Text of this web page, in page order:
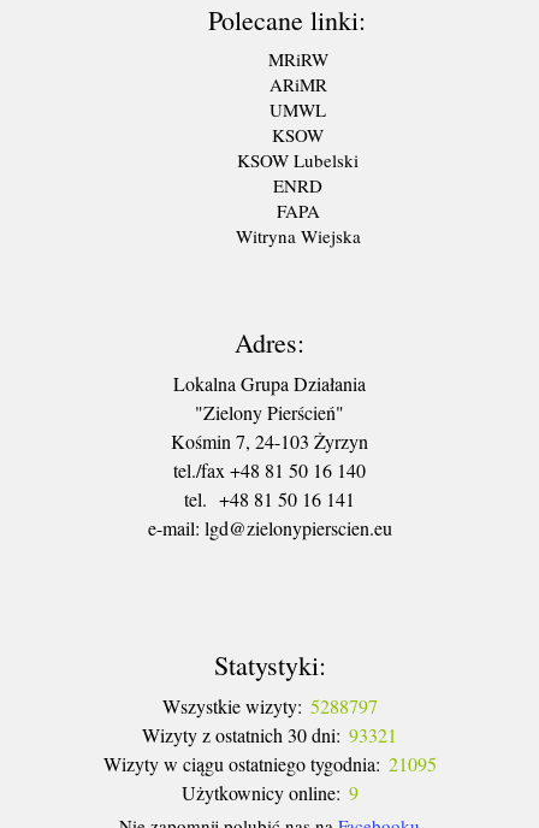
Polecane linki:
MRiRW
ARiMR
UMWL
KSOW
KSOW Lubelski
ENRD
FAPA
Witryna Wiejska
Adres:
Lokalna Grupa Działania
"Zielony Pierścień"
Kośmin 7, 24-103 Żyrzyn
tel./fax +48 81 50 16 140
tel. +48 81 50 16 141
​e-mail: lgd@zielonypierscien.eu
Statystyki:
Wszystkie wizyty: 5288797
Wizyty z ostatnich 30 dni: 93321
Wizyty w ciągu ostatniego tygodnia: 21095
Użytkownicy online: 9